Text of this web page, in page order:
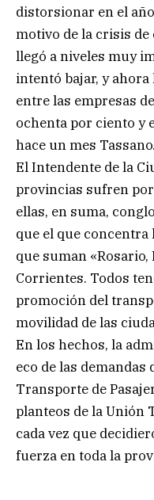
distorsionar en el
motivo de la crisis de
llegó a niveles muy
intentó bajar, y
entre las empresas
ochenta por ciento y
hace un mes Tassano.
El Intendente de la
provincias sufren
ellas, en suma,
que el que concentra
que suman «Rosario,
Corrientes. Todos
promoción del
movilidad de las
En los hechos, la
eco de las
Transporte de
planteos de la Unión
cada vez que
fuerza en toda la